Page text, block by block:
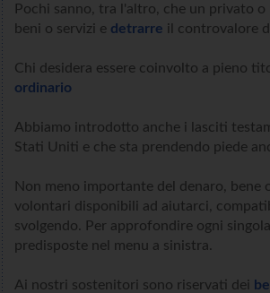
Pochi sanno, tra l'altro, che un privato
beni o servizi e detrarre il controvalore
Chi desidera essere coinvolto a pieno
ordinario
Abbiamo introdotto anche i lasciti
Stati Uniti e che sta prendendo piede
Non meno importante del denaro, bene
volontari disponibili ad aiutarci,
svolgendo. Per approfondire ogni
predisposte nel menu a sinistra.
Ai nostri sostenitori sono riservati dei